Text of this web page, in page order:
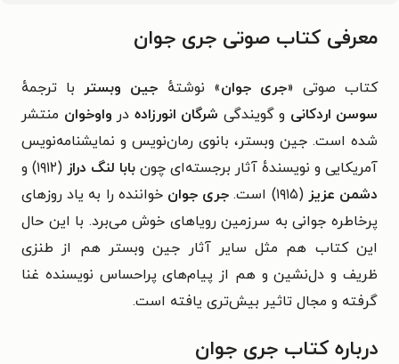
معرفی کتاب صوتی جری جوان
کتاب صوتی «جری جوان» نوشتهٔ‌ جین وبستر با ترجمهٔ
سوسن اردکانی و گویندگی شرگان انورزاده در واوخوان منتشر
شده است. جین وبستر، بانوی رمان‌نویس و نمایشنامه‌نویس
آمریکایی و نویسندهٔ آثار برجسته‌ای چون بابا لنگ دراز (۱۹۱۲) و
دشمن عزیز (۱۹۱۵) است. جری جوان خواننده را به یاد روزهای
پرخاطره جوانی به سرزمین رویاهای خوش می‌برد. با این حال
این كتاب هم مثل سایر آثار جین وبستر هم از طنزی
ظریف و دل‌نشین و هم از پیام‌های پراحساس نویسنده غنا
گرفته و مجال تاثیر بیش‌تری یافته است.
درباره کتاب جری جوان